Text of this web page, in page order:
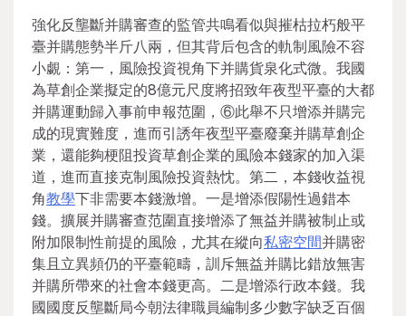
強化反壟斷并購審查的監管共鳴看似與摧枯拉朽般平
臺并購態勢半斤八兩，但其背后包含的軌制風險不容
小覷：第一，風險投資視角下并購貨泉化式微。我國
為草創企業擬定的8億元尺度將招致年夜型平臺的大都
并購運動歸入事前申報范圍，⑥此舉不只增添并購完
成的現實難度，進而引誘年夜型平臺廢棄并購草創企
業，還能夠梗阻投資草創企業的風險本錢家的加入渠
道，進而直接克制風險投資熱忱。第二，本錢收益視
角教學下非需要本錢激增。一是增添假陽性過錯本
錢。擴展并購審查范圍直接增添了無益并購被制止或
附加限制性前提的風險，尤其在縱向私密空間并購密
集且立異頻仍的平臺範疇，訓斥無益并購比錯放無害
并購所帶來的社會本錢更高。二是增添行政本錢。我
國國度反壟斷局今朝法律職員編制多少數字缺乏百個